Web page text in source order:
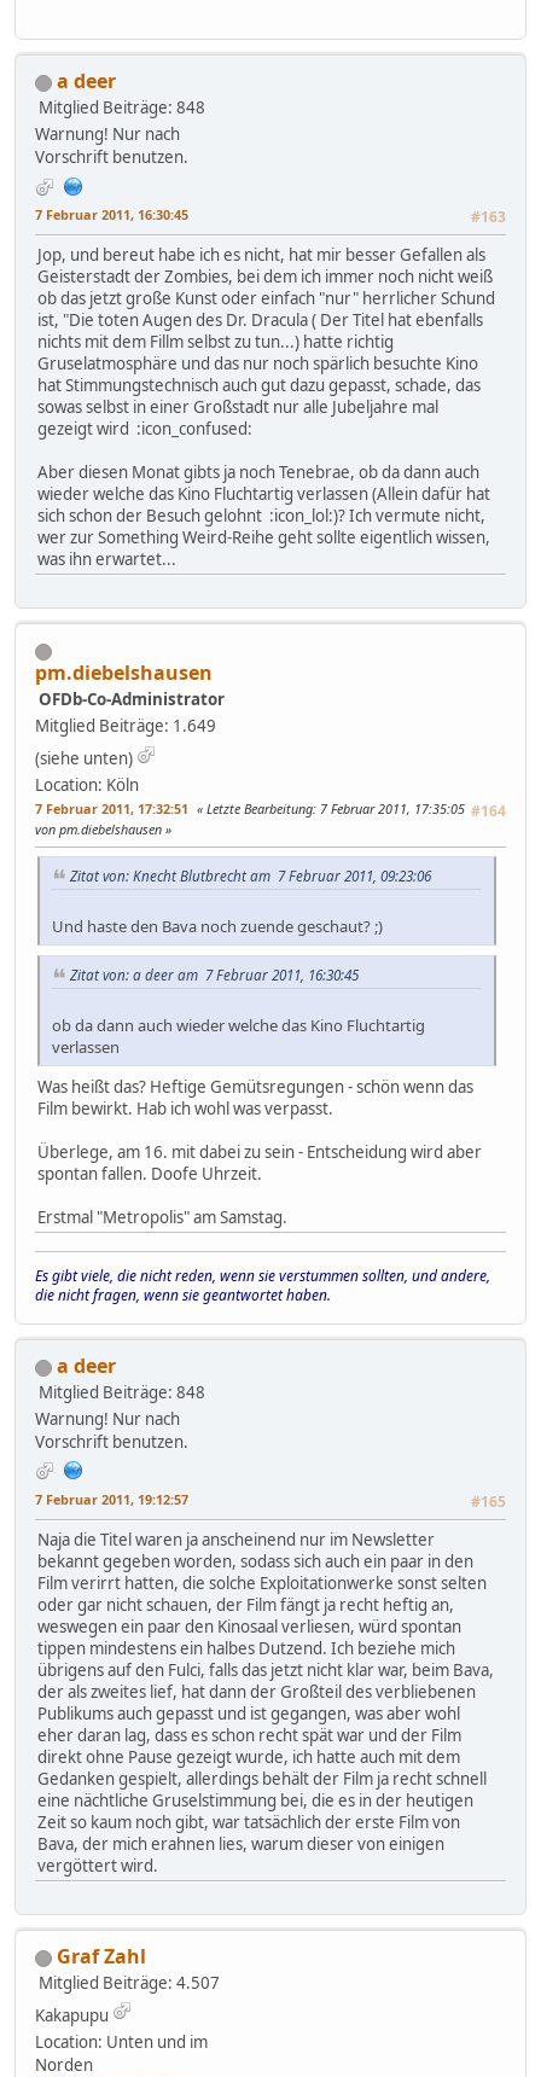
a deer
Mitglied Beiträge: 848
Warnung! Nur nach
Vorschrift benutzen.
7 Februar 2011, 16:30:45 #163
Jop, und bereut habe ich es nicht, hat mir besser Gefallen als
Geisterstadt der Zombies, bei dem ich immer noch nicht weiß
ob das jetzt große Kunst oder einfach "nur" herrlicher Schund
ist, "Die toten Augen des Dr. Dracula ( Der Titel hat ebenfalls
nichts mit dem Fillm selbst zu tun...) hatte richtig
Gruselatmosphäre und das nur noch spärlich besuchte Kino
hat Stimmungstechnisch auch gut dazu gepasst, schade, das
sowas selbst in einer Großstadt nur alle Jubeljahre mal
gezeigt wird :icon_confused:
Aber diesen Monat gibts ja noch Tenebrae, ob da dann auch
wieder welche das Kino Fluchtartig verlassen (Allein dafür hat
sich schon der Besuch gelohnt :icon_lol:)? Ich vermute nicht,
wer zur Something Weird-Reihe geht sollte eigentlich wissen,
was ihn erwartet...
pm.diebelshausen
OFDb-Co-Administrator
Mitglied Beiträge: 1.649
(siehe unten)
Location: Köln
7 Februar 2011, 17:32:51 #164
Letzte Bearbeitung: 7 Februar 2011, 17:35:05
von pm.diebelshausen
Zitat von: Knecht Blutbrecht am 7 Februar 2011, 09:23:06
Und haste den Bava noch zuende geschaut? ;)
Zitat von: a deer am 7 Februar 2011, 16:30:45
ob da dann auch wieder welche das Kino Fluchtartig
verlassen
Was heißt das? Heftige Gemütsregungen - schön wenn das
Film bewirkt. Hab ich wohl was verpasst.
Überlege, am 16. mit dabei zu sein - Entscheidung wird aber
spontan fallen. Doofe Uhrzeit.
Erstmal "Metropolis" am Samstag.
Es gibt viele, die nicht reden, wenn sie verstummen sollten, und andere,
die nicht fragen, wenn sie geantwortet haben.
a deer
Mitglied Beiträge: 848
Warnung! Nur nach
Vorschrift benutzen.
7 Februar 2011, 19:12:57 #165
Naja die Titel waren ja anscheinend nur im Newsletter
bekannt gegeben worden, sodass sich auch ein paar in den
Film verirrt hatten, die solche Exploitationwerke sonst selten
oder gar nicht schauen, der Film fängt ja recht heftig an,
weswegen ein paar den Kinosaal verliesen, würd spontan
tippen mindestens ein halbes Dutzend. Ich beziehe mich
übrigens auf den Fulci, falls das jetzt nicht klar war, beim Bava,
der als zweites lief, hat dann der Großteil des verbliebenen
Publikums auch gepasst und ist gegangen, was aber wohl
eher daran lag, dass es schon recht spät war und der Film
direkt ohne Pause gezeigt wurde, ich hatte auch mit dem
Gedanken gespielt, allerdings behält der Film ja recht schnell
eine nächtliche Gruselstimmung bei, die es in der heutigen
Zeit so kaum noch gibt, war tatsächlich der erste Film von
Bava, der mich erahnen lies, warum dieser von einigen
vergöttert wird.
Graf Zahl
Mitglied Beiträge: 4.507
Kakapupu
Location: Unten und im
Norden